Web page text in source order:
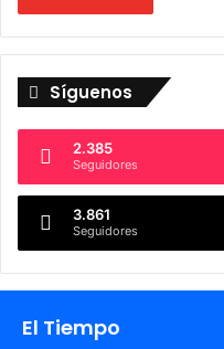
Síguenos
2.385
Seguidores
3.861
Seguidores
El Tiempo